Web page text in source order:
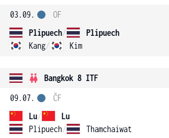
03.09.
Plipuech/
Plipuech
Kang/ Kim
OF
Bangkok 8 ITF
09.07.
Lu/
Lu
Plipuech/ Thamchaiwat
ČF